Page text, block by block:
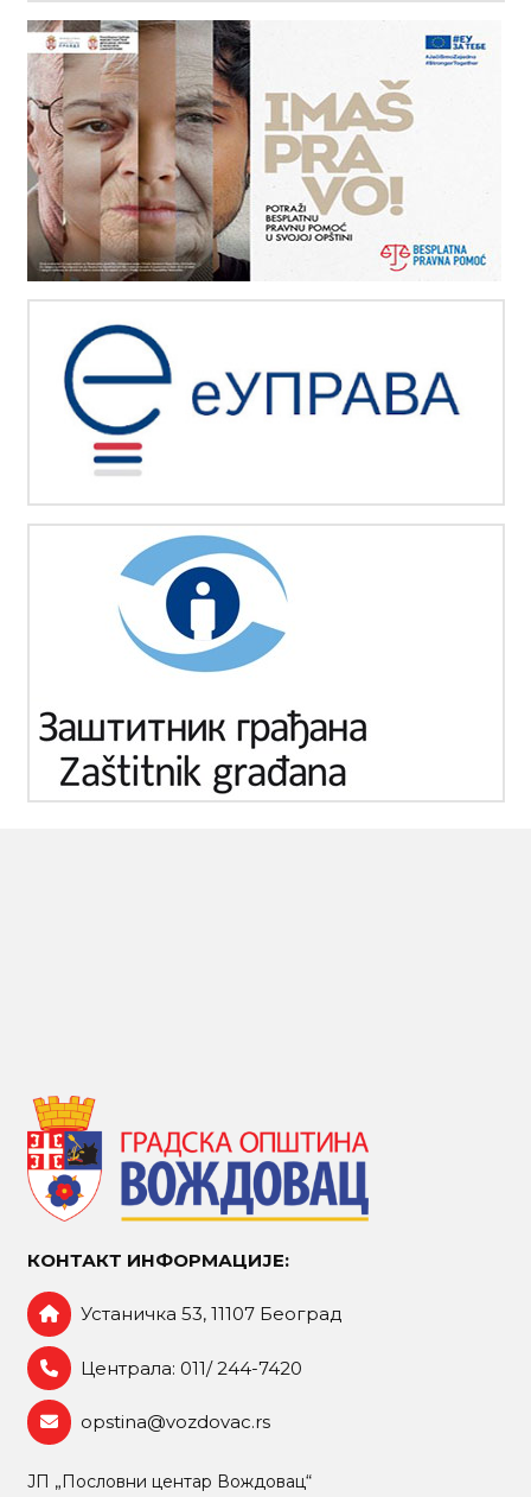
КОНТАКТ ИНФОРМАЦИЈЕ:
Устаничка 53, 11107 Београд
Централа: 011/ 244-7420
opstina@vozdovac.rs
ЈП „Пословни центар Вождовац“